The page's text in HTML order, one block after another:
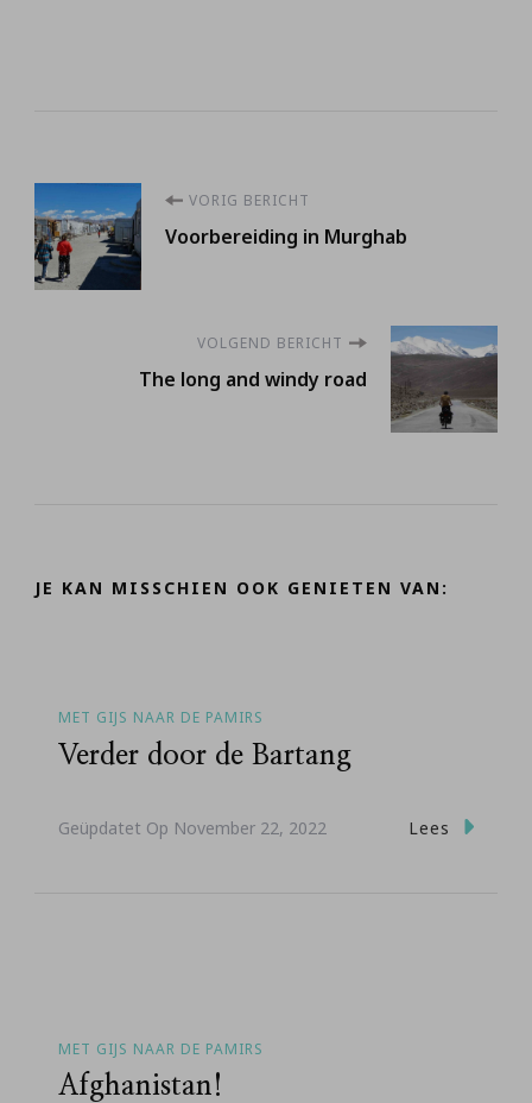
Berichtnavigatie
VORIG BERICHT
Voorbereiding in Murghab
VOLGEND BERICHT
The long and windy road
JE KAN MISSCHIEN OOK GENIETEN VAN:
MET GIJS NAAR DE PAMIRS
Verder door de Bartang
Geüpdatet Op November 22, 2022 Lees
MET GIJS NAAR DE PAMIRS
Afghanistan!